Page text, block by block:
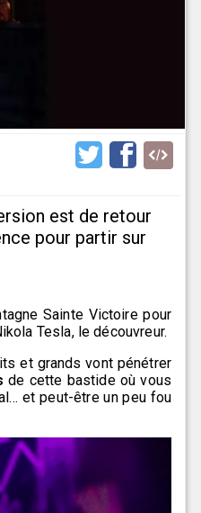
est de retour
pour partir sur
Sainte Victoire pour
Tesla, le découvreur.
et grands vont pénétrer
de cette bastide où vous
et peut-être un peu fou